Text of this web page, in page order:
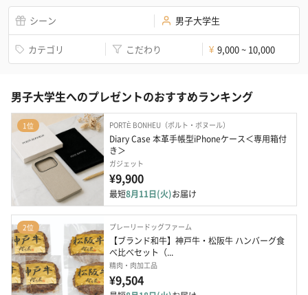
シーン 男子大学生
カテゴリ こだわり ¥ 9,000 ~ 10,000
男子大学生へのプレゼントのおすすめランキング
1位 PORTÈ BONHEU（ポルト・ボヌール）
Diary Case 本革手帳型iPhoneケース＜専用箱付
き＞
ガジェット
¥9,900
最短8月11日(火)お届け
2位 プレーリードッグファーム
【ブランド和牛】神戸牛・松阪牛 ハンバーグ食
べ比べセット（...
精肉・肉加工品
¥9,504